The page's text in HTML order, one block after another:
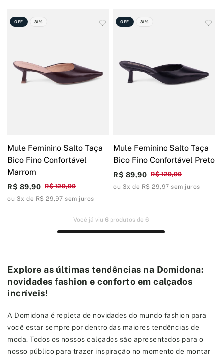
OFF 31%
Mule Feminino Salto Taça
Bico Fino Confortável
Marrom
R$ 129,90
R$ 89,90
ou 3x de R$ 29,97 sem juros
OFF 31%
Mule Feminino Salto Taça
Bico Fino Confortável Preto
R$ 129,90
R$ 89,90
ou 3x de R$ 29,97 sem juros
Você já viu 6 produtos de 6
Explore as últimas tendências na Domidona:
novidades fashion e conforto em calçados
incríveis!
A Domidona é repleta de novidades do mundo fashion para
você estar sempre por dentro das maiores tendências de
moda. Todos os nossos calçados são apresentados para o
nosso público para trazer inspiração no momento de montar